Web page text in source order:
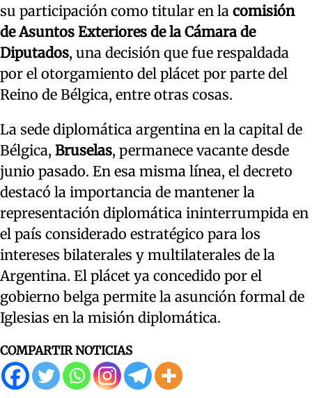
su participación como titular en la comisión
de Asuntos Exteriores de la Cámara de
Diputados, una decisión que fue respaldada
por el otorgamiento del plácet por parte del
Reino de Bélgica, entre otras cosas.
La sede diplomática argentina en la capital de
Bélgica, Bruselas, permanece vacante desde
junio pasado. En esa misma línea, el decreto
destacó la importancia de mantener la
representación diplomática ininterrumpida en
el país considerado estratégico para los
intereses bilaterales y multilaterales de la
Argentina. El plácet ya concedido por el
gobierno belga permite la asunción formal de
Iglesias en la misión diplomática.
COMPARTIR NOTICIAS